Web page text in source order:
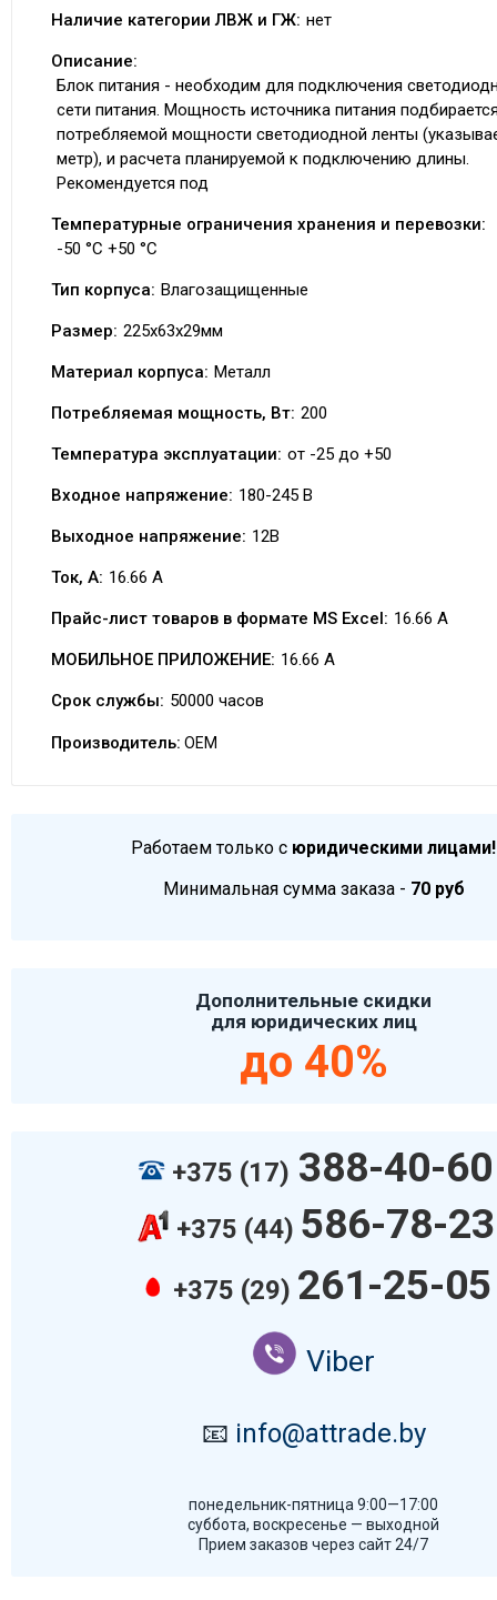
Наличие категории ЛВЖ и ГЖ: нет
Описание:
Блок питания - необходим для подключения
сети питания. Мощность источника питания
потребляемой мощности светодиодной ленты
метр), и расчета планируемой к подключению длины.
Рекомендуется под
Температурные ограничения хранения и перевозки:
-50 °С +50 °С
Тип корпуса: Влагозащищенные
Размер: 225х63х29мм
Материал корпуса: Металл
Потребляемая мощность, Вт: 200
Температура эксплуатации: от -25 до +50
Входное напряжение: 180-245 В
Выходное напряжение: 12В
Ток, А: 16.66 A
Прайс-лист товаров в формате MS Excel: 16.66 A
МОБИЛЬНОЕ ПРИЛОЖЕНИЕ: 16.66 A
Срок службы: 50000 часов
Производитель: OEM
Работаем только с юридическими лицами!
Минимальная сумма заказа - 70 руб
Дополнительные скидки
для юридических лиц
до 40%
+375 (17) 388-40-60
+375 (44) 586-78-23
+375 (29) 261-25-05
Viber
📧 info@attrade.by
понедельник-пятница 9:00—17:00
суббота, воскресенье — выходной
Прием заказов через сайт 24/7